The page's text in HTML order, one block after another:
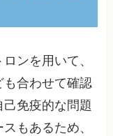
ンを用いて、
合わせて確認
免疫的な問題
もあるため、